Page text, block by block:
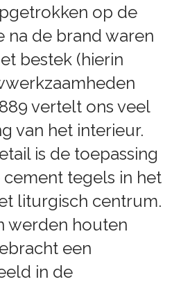
op de
na de brand waren
bestek (hierin
vertelt ons veel
van het interieur.
is de toepassing
tegels in het
liturgisch centrum.
werden houten
een
in de